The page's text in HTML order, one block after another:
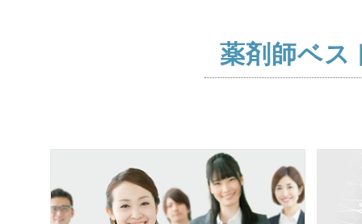
薬剤師ベス